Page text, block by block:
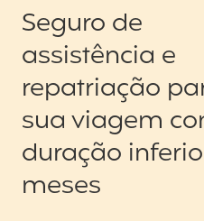
Seguro de
assistência e
repatriação
sua viagem
duração
meses